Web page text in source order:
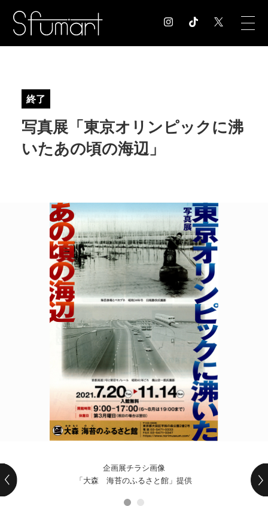
EXHIBITION 展覧会情報
MUSEUM 美術館情報
CONTACT
POLICY COMPANY
終了
写真展「東京オリンピックに沸
いたあの頃の海辺」
企画展チラシ画像
「大森 海苔のふるさと館」提供